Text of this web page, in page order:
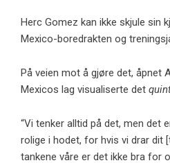
Herc Gomez kan ikke skjule sin
Mexico-boredrakten og
På veien mot å gjøre det, åpnet
Mexicos lag visualiserte det
“Vi tenker alltid på det, men det
rolige i hodet, for hvis vi drar dit
tankene våre er det ikke bra for